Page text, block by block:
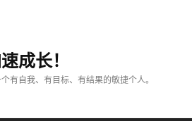
成长！
有自我、有目标、有结果的敏捷个人。